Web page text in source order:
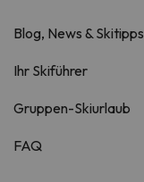
Blog, News & Skitipps
Ihr Skiführer
Gruppen-Skiurlaub
FAQ